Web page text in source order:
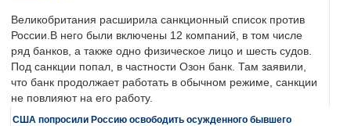
Великобритания расширила санкционный список против
России.В него были включены 12 компаний, в том числе
ряд банков, а также одно физическое лицо и шесть судов.
Под санкции попал, в частности Озон банк. Там заявили,
что банк продолжает работать в обычном режиме, санкции
не повлияют на его работу.
США попросили Россию освободить осужденного бывшего